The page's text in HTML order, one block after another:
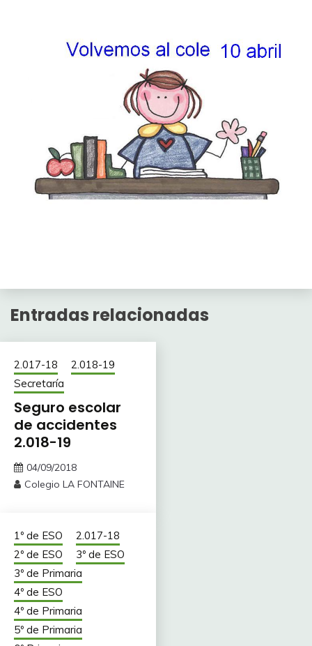
Entradas relacionadas
2.017-18
2.018-19
Secretaría
Seguro escolar
de accidentes
2.018-19
04/09/2018
Colegio LA FONTAINE
1º de ESO
2.017-18
2º de ESO
3º de ESO
3º de Primaria
4º de ESO
4º de Primaria
5º de Primaria